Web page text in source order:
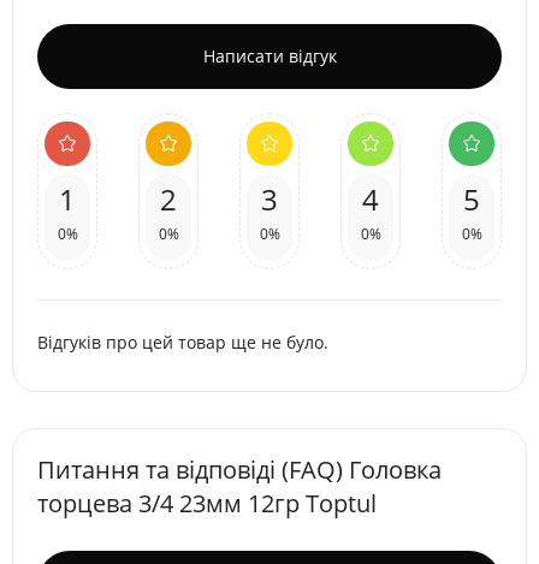
Написати відгук
1
0%
2
0%
3
0%
4
0%
5
0%
Відгуків про цей товар ще не було.
Питання та відповіді (FAQ) Головка
торцева 3/4 23мм 12гр Toptul